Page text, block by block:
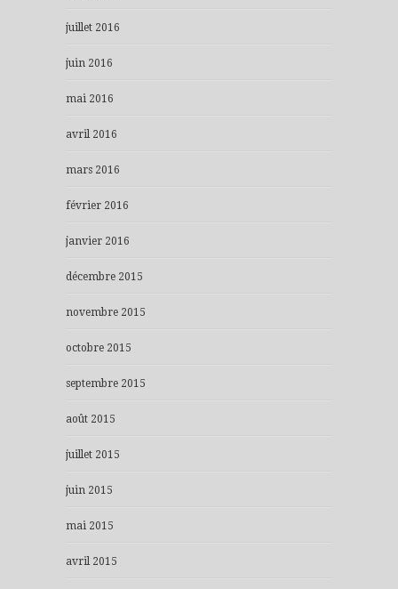
juillet 2016
juin 2016
mai 2016
avril 2016
mars 2016
février 2016
janvier 2016
décembre 2015
novembre 2015
octobre 2015
septembre 2015
août 2015
juillet 2015
juin 2015
mai 2015
avril 2015